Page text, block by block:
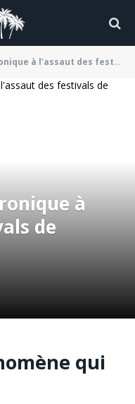
des festivals de musique
à
de
qui